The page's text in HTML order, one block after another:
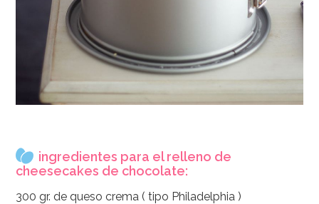
ingredientes para el relleno de
cheesecakes de chocolate:
300 gr. de queso crema ( tipo Philadelphia )